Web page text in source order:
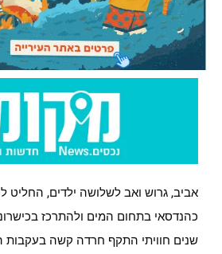
אביב, גרוש ואב לשלושה ילדים, החליט
כהנדסאי בתחום המים ולהתרכז
שנים חוויתי התקף חרדה קשה בעקבות